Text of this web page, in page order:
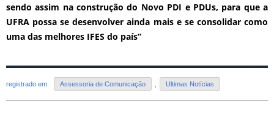
sendo assim na construção do Novo PDI e PDUs, para que a
UFRA possa se desenvolver ainda mais e se consolidar como
uma das melhores IFES do país”
registrado em: Assessoria de Comunicação Ultimas Notícias